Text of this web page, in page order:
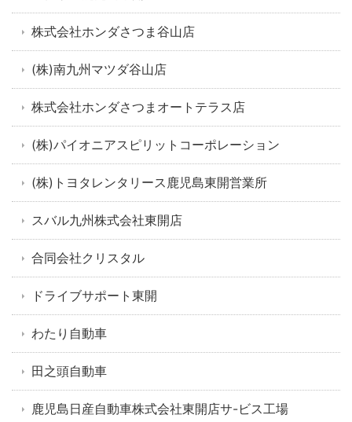
株式会社ホンダさつま谷山店
(株)南九州マツダ谷山店
株式会社ホンダさつまオートテラス店
(株)パイオニアスピリットコーポレーション
(株)トヨタレンタリース鹿児島東開営業所
スバル九州株式会社東開店
合同会社クリスタル
ドライブサポート東開
わたり自動車
田之頭自動車
鹿児島日産自動車株式会社東開店サ-ビス工場